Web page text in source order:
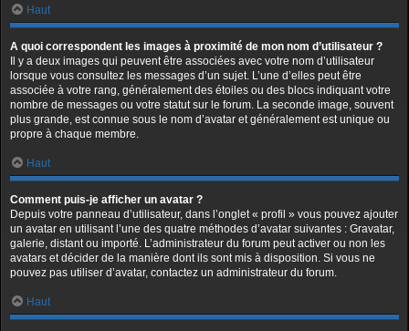
Haut
A quoi correspondent les images à proximité de mon nom d’utilisateur ?
Il y a deux images qui peuvent être associées avec votre nom d’utilisateur
lorsque vous consultez les messages d’un sujet. L’une d’elles peut être
associée à votre rang, généralement des étoiles ou des blocs indiquant votre
nombre de messages ou votre statut sur le forum. La seconde image, souvent
plus grande, est connue sous le nom d’avatar et généralement est unique ou
propre à chaque membre.
Haut
Comment puis-je afficher un avatar ?
Depuis votre panneau d’utilisateur, dans l’onglet « profil » vous pouvez ajouter
un avatar en utilisant l’une des quatre méthodes d’avatar suivantes : Gravatar,
galerie, distant ou importé. L’administrateur du forum peut activer ou non les
avatars et décider de la manière dont ils sont mis à disposition. Si vous ne
pouvez pas utiliser d’avatar, contactez un administrateur du forum.
Haut